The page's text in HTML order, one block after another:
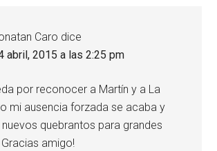
Caro dice
abril, 2015 a las 2:25 pm
por reconocer a Martín y a La
mi ausencia forzada se acaba y
quebrantos para grandes
Gracias amigo!